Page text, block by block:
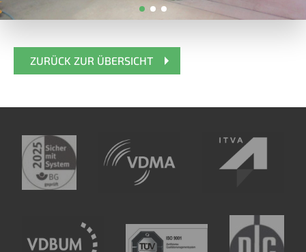
ZURÜCK ZUR ÜBERSICHT